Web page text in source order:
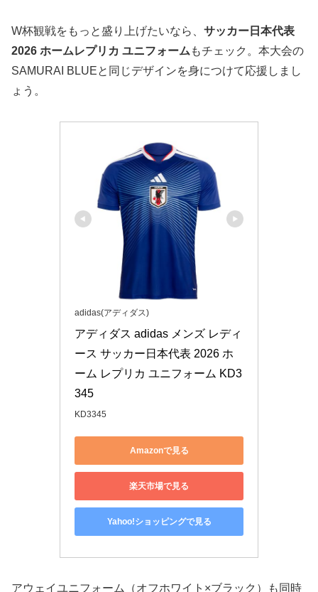
W杯観戦をもっと盛り上げたいなら、 サッカー日本代表
2026 ホームレプリカ ユニフォームもチェック。本大会の
SAMURAI BLUEと同じデザインを身につけて応援しまし
ょう。
adidas(アディダス)
アディダス adidas メンズ レディ
ース サッカー日本代表 2026 ホ
ーム レプリカ ユニフォーム KD3
345
KD3345
Amazonで見る
楽天市場で見る
Yahoo!ショッピングで見る
アウェイユニフォーム（オフホワイト×ブラック）も同時